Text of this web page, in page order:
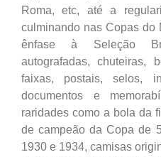
Roma, etc, até a
culminando nas Copas do
ênfase à Seleção
autografadas, chuteiras,
faixas, postais, selos,
documentos e
raridades como a bola da
de campeão da Copa de
1930 e 1934, camisas